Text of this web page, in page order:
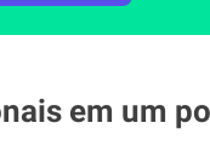
em um